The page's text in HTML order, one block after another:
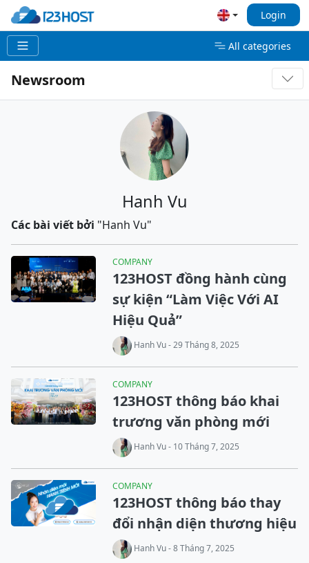
Login
All categories
Newsroom
Hanh Vu
Các bài viết bởi "Hanh Vu"
COMPANY
123HOST đồng hành cùng
sự kiện “Làm Việc Với AI
Hiệu Quả”
Hanh Vu - 29 Tháng 8, 2025
COMPANY
123HOST thông báo khai
trương văn phòng mới
Hanh Vu - 10 Tháng 7, 2025
COMPANY
123HOST thông báo thay
đổi nhận diện thương hiệu
Hanh Vu - 8 Tháng 7, 2025